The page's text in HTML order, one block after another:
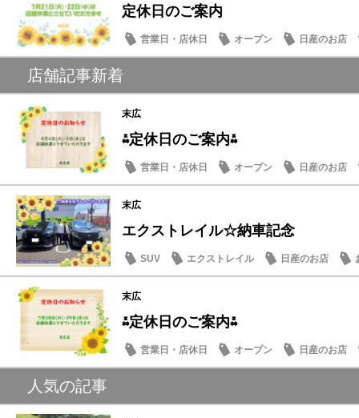
定休日のご案内
営業日・店休日 オープン 日産のお店
店舗記事新着
末広
⁂定休日のご案内⁂
営業日・店休日 オープン 日産のお店
末広
エクストレイル☆納車記念
SUV エクストレイル 日産のお店
末広
⁂定休日のご案内⁂
営業日・店休日 オープン 日産のお店
人気の記事